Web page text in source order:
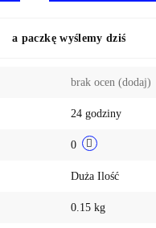
a paczkę wyślemy dziś
brak ocen (dodaj)
24 godziny
0
Duża Ilość
0.15 kg